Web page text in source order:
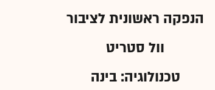
הנפקה ראשונית לציבור
וול סטריט
טכנולוגיה: בינה